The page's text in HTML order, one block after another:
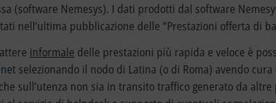
(software Nemesys). I dati prodotti dal software
nell’ultima pubblicazione delle “Prestazioni offerta di
informale delle prestazioni più rapida e veloce è
selezionando il nodo di Latina (o di Roma) avendo
sull’utenza non sia in transito traffico generato da